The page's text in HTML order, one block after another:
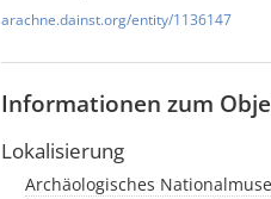
arachne.dainst.org/entity/1136147
Informationen zum
Lokalisierung
Archäologisches